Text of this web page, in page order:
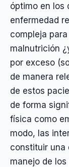
óptimo en los
enfermedad
compleja
malnutrición
por exceso
de manera
de estos
de forma
física como
modo, las
constituir una
manejo de